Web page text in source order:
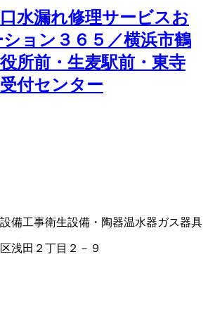
水漏れ修理サービスお
ョン３６５／横浜市鶴
所前・生麦駅前・東寺
付センター
備工事衛生設備・陶器温水器ガス器具
浅田２丁目２－９